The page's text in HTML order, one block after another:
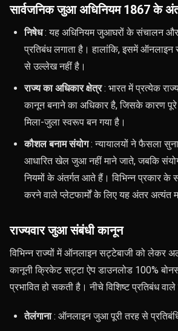
सार्वजनिक जुआ अधिनियम 1867 के
निषेध: यह अधिनियम जुआघरों के संचालन
प्रतिबंध लगाता है। हालांकि, इसमें ऑनलाइन
से उल्लेख नहीं है।
राज्य का अधिकार क्षेत्र: भारत में प्रत्येक
कानून बनाने का अधिकार है, जिसके कारण
मिला-जुला स्वरूप बन गया है।
कौशल बनाम संयोग: न्यायालयों ने फैसला
आधारित खेल जुआ नहीं माने जाते, जबकि
नियमों के अंतर्गत आते हैं। विभिन्न प्रकार के
करने वाले प्लेटफार्मों के लिए यह अंतर अत्यंत
राज्यवार जुआ संबंधी कानून
विभिन्न राज्यों में ऑनलाइन सट्टेबाजी को
कानूनी क्रिकेट सट्टा ऐप डाउनलोड 100%
प्रभावित हो सकती है। नीचे विशिष्ट प्रतिबंध वाले
तेलंगाना: ऑनलाइन जुआ पूरी तरह से